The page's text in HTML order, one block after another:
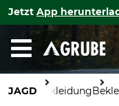
Jetzt App
JAGD Bekleidung